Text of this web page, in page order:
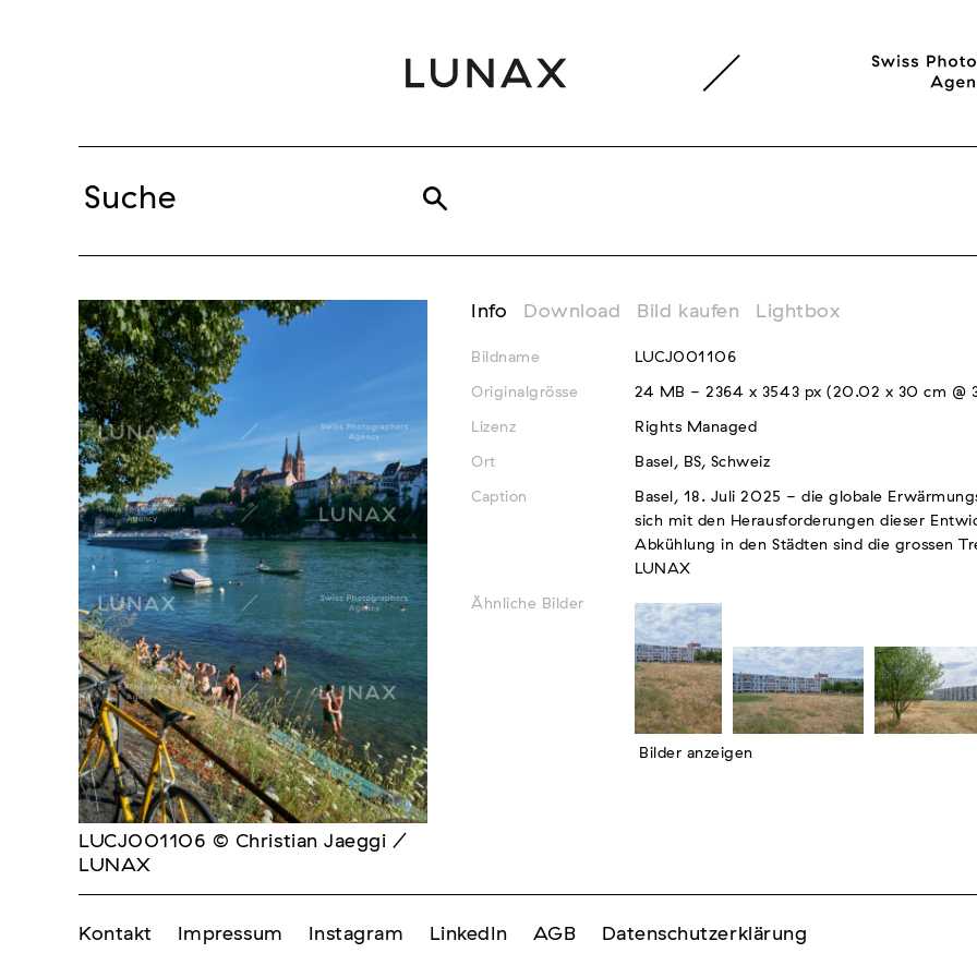
LUCJ001106 © Christian Jaeggi /
LUNAX
Info Download Bild kaufen Lightbox
Bildname LUCJ001106
Originalgrösse 24 MB - 2364 x 3543 px (20.02 x 30 cm @
Lizenz Rights Managed
Ort Basel, BS, Schweiz
Caption
Basel, 18. Juli 2025 - die globale
sich mit den Herausforderungen dieser
Abkühlung in den Städten sind die grossen
LUNAX
Ähnliche Bilder
Bilder anzeigen
Kontakt Impressum Instagram LinkedIn AGB Datenschutzerklärung